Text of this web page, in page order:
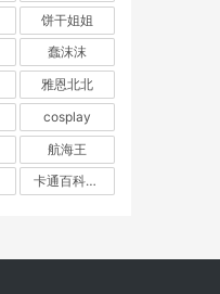
饼干姐姐
蠢沫沫
雅恩北北
cosplay
航海王
卡通百科老王